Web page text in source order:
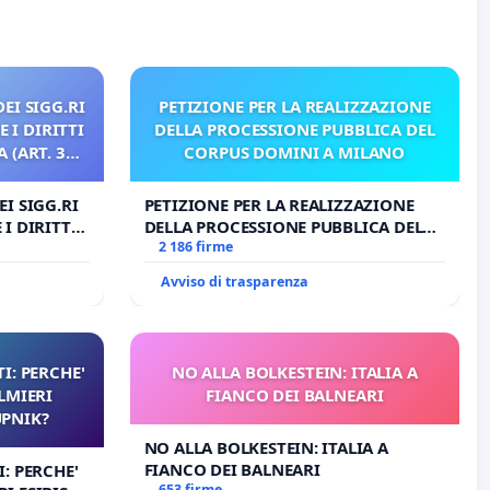
SIGG.RI
I DIRITTI
(ART. 3
SIGG.RI
I DIRITTI
3 UDG)
PETIZIONE PER LA REALIZZAZIONE
DELLA PROCESSIONE PUBBLICA DEL
CORPUS DOMINI A MILANO
PETIZIONE PER LA REALIZZAZIONE
DELLA PROCESSIONE PUBBLICA DEL
CORPUS DOMINI A MILANO
2 186 firme
Avviso di trasparenza
PERCHE'
PERCHE'
NO ALLA BOLKESTEIN: ITALIA A
FIANCO DEI BALNEARI
NO ALLA BOLKESTEIN: ITALIA A
FIANCO DEI BALNEARI